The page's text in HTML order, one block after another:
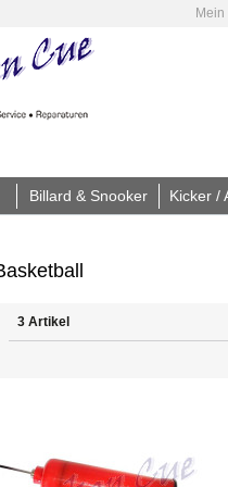
Billard & Snooker Kicker /
3 Artikel